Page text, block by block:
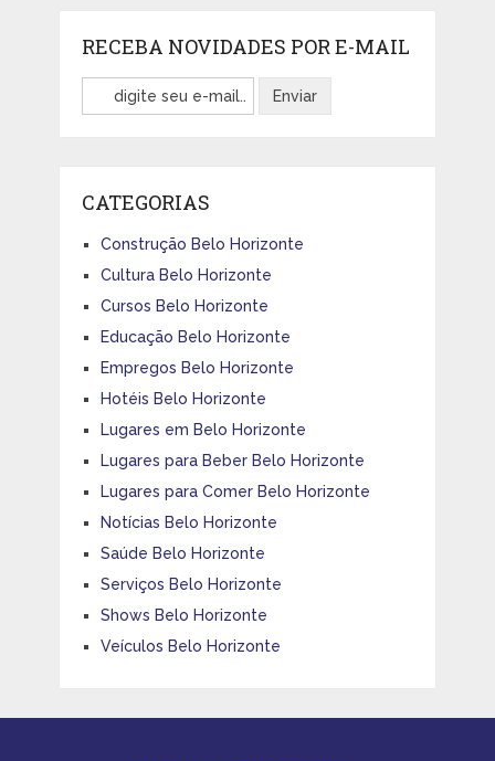
RECEBA NOVIDADES POR E-MAIL
CATEGORIAS
Construção Belo Horizonte
Cultura Belo Horizonte
Cursos Belo Horizonte
Educação Belo Horizonte
Empregos Belo Horizonte
Hotéis Belo Horizonte
Lugares em Belo Horizonte
Lugares para Beber Belo Horizonte
Lugares para Comer Belo Horizonte
Notícias Belo Horizonte
Saúde Belo Horizonte
Serviços Belo Horizonte
Shows Belo Horizonte
Veículos Belo Horizonte